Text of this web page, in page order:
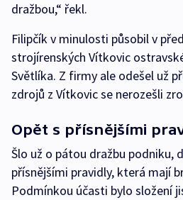
dražbou,“ řekl.
Filipčík v minulosti působil v
strojírenských Vítkovic
Světlíka. Z firmy ale odešel už
zdrojů z Vítkovic se nerozešli
Opět s přísnějšími
Šlo už o pátou dražbu podniku,
přísnějšími pravidly, která mají
Podmínkou účasti bylo složení